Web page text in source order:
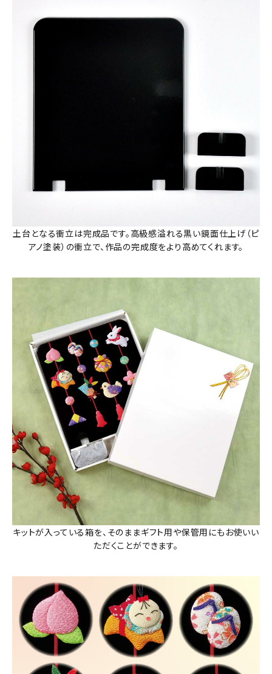
土台となる衝立は完成品です。高級感溢れる黒い鏡面仕上げ（ピ
アノ塗装）の衝立で、作品の完成度をより高めてくれます。
キットが入っている箱を、そのままギフト用や保管用にもお使いい
ただくことができます。